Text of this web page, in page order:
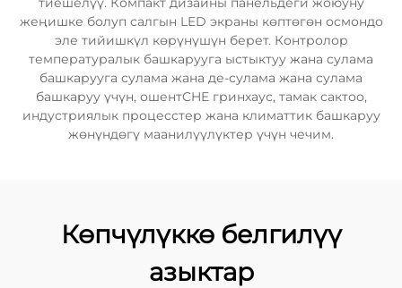
жеңишке болуп салгын LED экраны көптөгөн осмондо
эле тийишкүл көрүнүшүн берет. Контролор
температуралык башкарууга ыстыктуу жана сулама
башкарууга сулама жана де-сулама жана сулама
башкаруу үчүн, ошентCHE гринхаус, тамак сактоо,
индустриялык процесстер жана климаттик башкаруу
жөнүндөгү маанилүүлүктер үчүн чечим.
Көпчүлүккө белгилүү
азыктар